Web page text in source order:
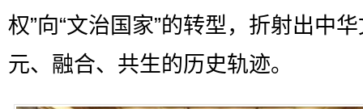
权”向“文治国家”的转型，折射出中
元、融合、共生的历史轨迹。